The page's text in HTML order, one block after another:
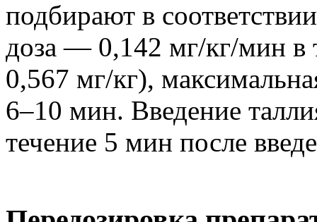
подбирают в
доза — 0,142 мг/кг/мин в
0,567 мг/кг),
6–10 мин. Введение
течение 5 мин после